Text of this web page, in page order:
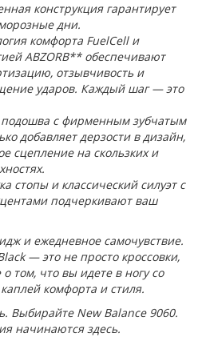
конструкция гарантирует
дни.
комфорта FuelCell и
ABZORB** обеспечивают
отзывчивость и
ударов. Каждый шаг — это
с фирменным зубчатым
добавляет дерзости в дизайн,
сцепление на скользких и
стопы и классический силуэт с
подчеркивают ваш
и ежедневное самочувствие.
— это не просто кроссовки,
том, что вы идете в ногу со
комфорта и стиля.
Выбирайте New Balance 9060.
начинаются здесь.